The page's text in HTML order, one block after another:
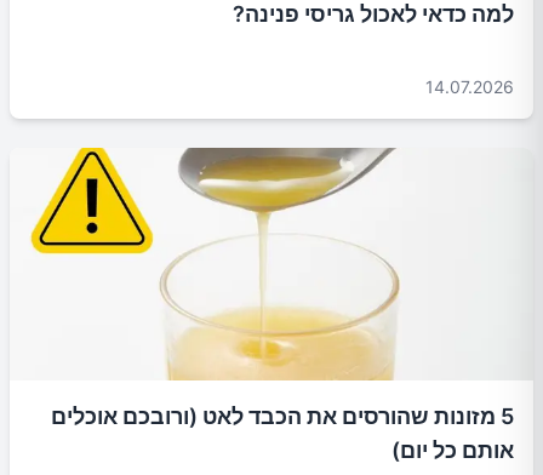
למה כדאי לאכול גריסי פנינה?
14.07.2026
5 מזונות שהורסים את הכבד לאט (ורובכם אוכלים
אותם כל יום)